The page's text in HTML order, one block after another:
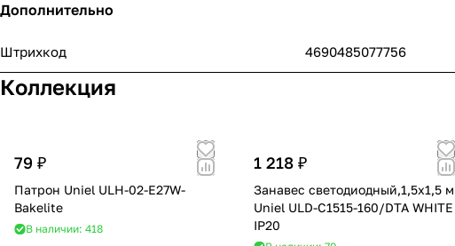
Дополнительно
Штрихкод 4690485077756
Коллекция
79 ₽
Патрон Uniel ULH-02-E27W-
Bakelite
В наличии: 418
1 218 ₽
Занавес светодиодный,1,5х1,5 м
Uniel ULD-C1515-160/DTA WHITE
IP20